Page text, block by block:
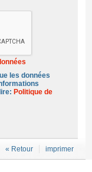
les données
Politique de
imprimer
« Retour